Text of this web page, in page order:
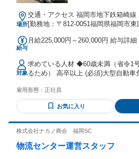
て毎日お仕事しています！ ＊うちの会社はスタッフ一人ひと
りのがんばりを正当に評価します。 未経験入社でも、上司や
かりと業務をこなせるようになり、
場所
交通・アクセス 福岡市地下鉄箱崎
分
[勤務地：〒812-0051福岡県福岡市東
給与
月給225,000円～260,000円 給与詳
払われる通勤・皆勤・家族手当金額
われるその他手当金額：あり 【別途手当あり】 時間外勤務手
当・家族手当 一律手当合計金額 3万円(
対象
求めている人材 ◆60歳未満（省令1
るため） 高卒以上 (必須)大型自動車免許 職種未経験の方歓迎
持の方 ◎フォークリフト・大型免許
環境で腰を据えて働きたい ◎チームワー
社で働きたい!
雇用形態： 正社員
お気に入り
株式会社ナカノ商会 福岡SC
物流センター運営スタッフ